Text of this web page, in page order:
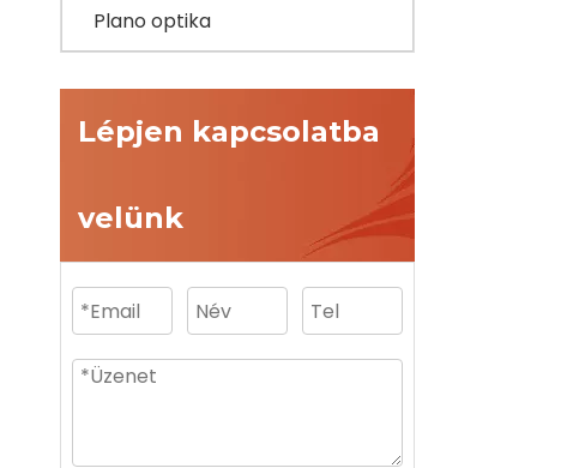
Plano optika
Lépjen kapcsolatba
velünk